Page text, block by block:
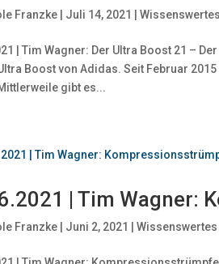
Franzke Juli 14, 2021 |Wissenswertes
| Tim Wagner: Der Ultra Boost 21 –
Boost von Adidas. Seit Februar
gibt es...
| Tim Wagner:
Franzke Juni 2, 2021 |Wissenswertes